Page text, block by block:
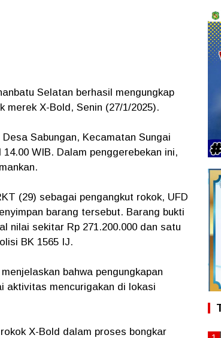
Selatan berhasil mengungkap
merek X-Bold, Senin (27/1/2025).
Sabungan, Kecamatan Sungai
WIB. Dalam penggerebekan ini,
(29) sebagai pengangkut rokok, UFD
barang tersebut. Barang bukti
nilai sekitar Rp 271.200.000 dan satu
BK 1565 IJ.
bahwa pengungkapan
aktivitas mencurigakan di lokasi
X-Bold dalam proses bongkar